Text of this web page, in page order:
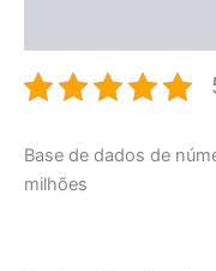
Base de dados de
milhões